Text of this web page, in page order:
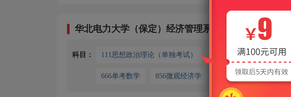
华北电力大学（保定）经济管理系考研专业课
科目： 111思想政治理论（单独考试） 199管理类综合能力
666单考数学 856微观经济学